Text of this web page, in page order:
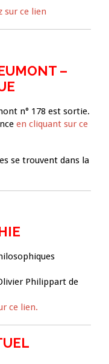
sur ce lien
–
n° 178 est sortie.
en cliquant sur ce
se trouvent dans la
Philippart de
ce lien.